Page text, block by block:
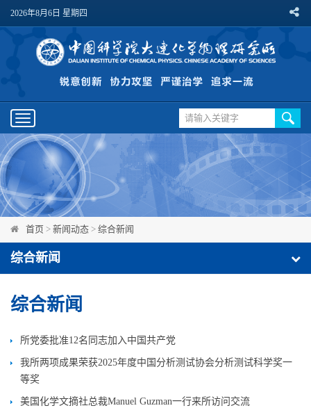
2026年8月6日 星期四
Toggle
navigation
首页 > 新闻动态 > 综合新闻
综合新闻
综合新闻
所党委批准12名同志加入中国共产党
我所两项成果荣获2025年度中国分析测试协会分析测试科学奖一
等奖
美国化学文摘社总裁Manuel Guzman一行来所访问交流